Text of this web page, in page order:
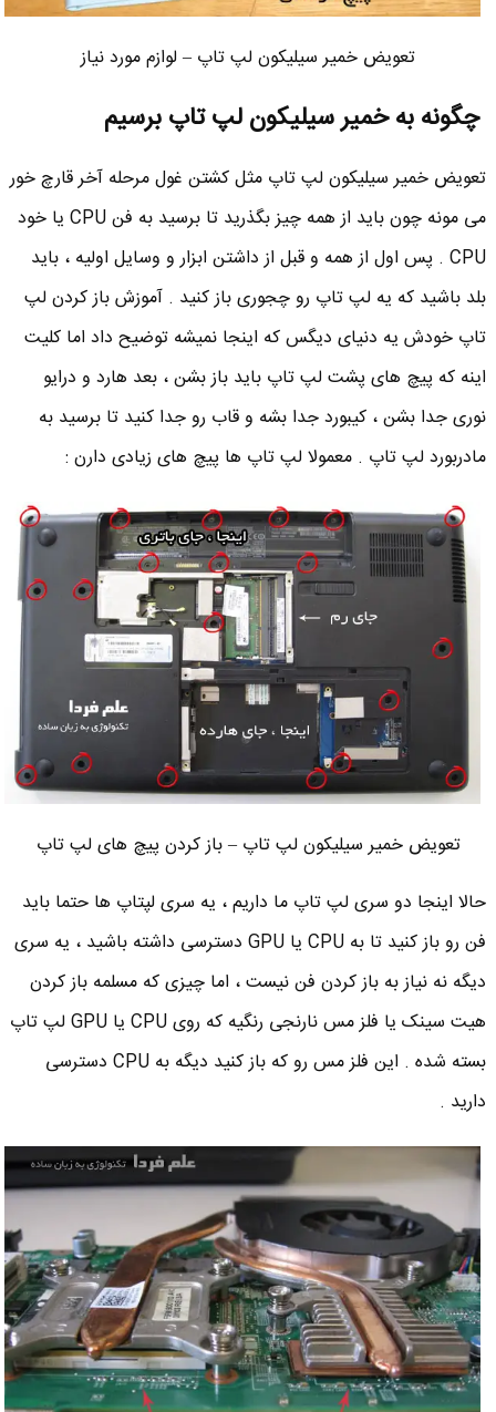
تعویض خمیر سیلیکون لپ تاپ – لوازم مورد نیاز
چگونه به خمیر سیلیکون لپ تاپ برسیم
تعویض خمیر سیلیکون لپ تاپ مثل کشتن غول مرحله آخر قارچ خور
می مونه چون باید از همه چیز بگذرید تا برسید به فن CPU یا خود
CPU . پس اول از همه و قبل از داشتن ابزار و وسایل اولیه ، باید
بلد باشید که یه لپ تاپ رو چجوری باز کنید . آموزش باز کردن لپ
تاپ خودش یه دنیای دیگس که اینجا نمیشه توضیح داد اما کلیت
اینه که پیچ های پشت لپ تاپ باید باز بشن ، بعد هارد و درایو
نوری جدا بشن ، کیبورد جدا بشه و قاب رو جدا کنید تا برسید به
مادربورد لپ تاپ . معمولا لپ تاپ ها پیچ های زیادی دارن :
تعویض خمیر سیلیکون لپ تاپ – باز کردن پیچ های لپ تاپ
حالا اینجا دو سری لپ تاپ ما داریم ، یه سری لپتاپ ها حتما باید
فن رو باز کنید تا به CPU یا GPU دسترسی داشته باشید ، یه سری
دیگه نه نیاز به باز کردن فن نیست ، اما چیزی که مسلمه باز کردن
هیت سینک یا فلز مس نارنجی رنگیه که روی CPU یا GPU لپ تاپ
بسته شده . این فلز مس رو که باز کنید دیگه به CPU دسترسی
دارید .